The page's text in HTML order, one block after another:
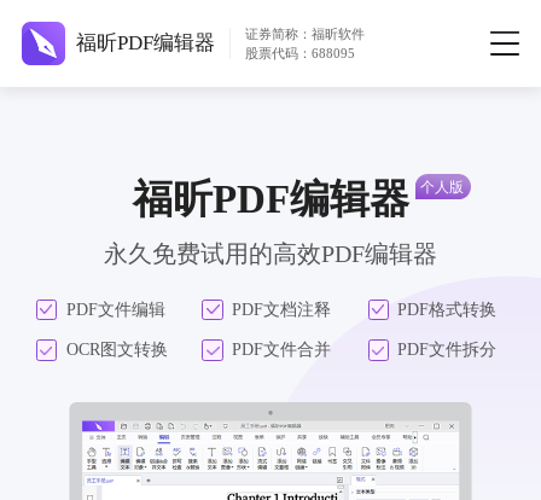
福昕PDF编辑器
证券简称：福昕软件
股票代码：688095
福昕PDF编辑器
永久免费试用的高效PDF编辑器
PDF文件编辑 PDF文档注释 PDF格式转换
OCR图文转换 PDF文件合并 PDF文件拆分